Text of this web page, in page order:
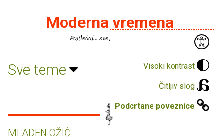
Visoki kontrast
Čitljiv slog
Podcrtane poveznice
Moderna vremena
Pogledaj... sve je puno knjiga.
Sve teme
MLADEN OŽIĆ